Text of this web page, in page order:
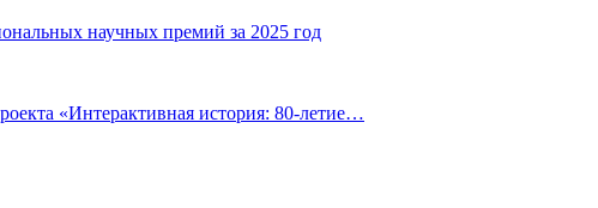
научных премий за 2025 год
«Интерактивная история: 80-летие…